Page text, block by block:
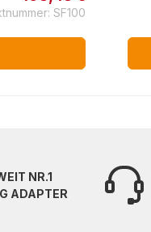
SF100
NR.1
ADAPTER